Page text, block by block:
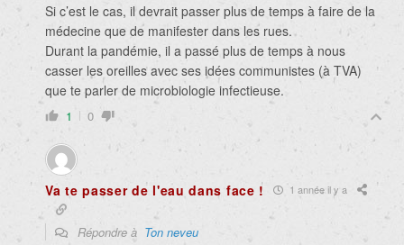
Si c’est le cas, il devrait passer plus de temps à faire de la
médecine que de manifester dans les rues.
Durant la pandémie, il a passé plus de temps à nous
casser les oreilles avec ses idées communistes (à TVA)
que te parler de microbiologie infectieuse.
1 0
Va te passer de l'eau dans face ! 1 année il y a
Répondre à Ton neveu